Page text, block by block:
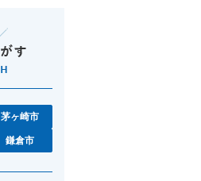
茅ヶ崎市
鎌倉市